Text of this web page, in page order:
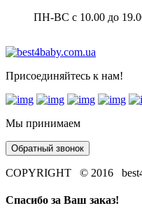
ПН-ВС с 10.00 до
Присоединяйтесь к нам!
Мы принимаем
Обратный звонок
COPYRIGHT © 2016
Спасибо за Ваш заказ!